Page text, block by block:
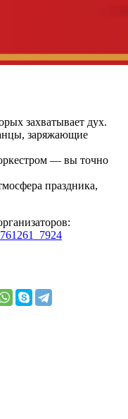
захватывает дух.
заряжающие
— вы точно
праздника,